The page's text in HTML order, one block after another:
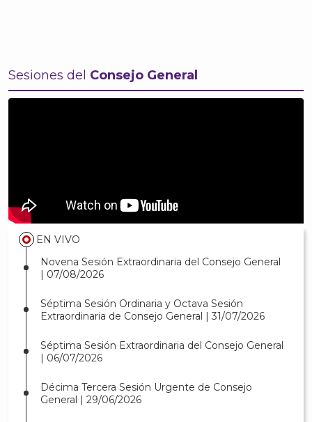
Sesiones del Consejo General
EN VIVO
Novena Sesión Extraordinaria del Consejo General
| 07/08/2026
Séptima Sesión Ordinaria y Octava Sesión
Extraordinaria de Consejo General | 31/07/2026
Séptima Sesión Extraordinaria del Consejo General
| 06/07/2026
Décima Tercera Sesión Urgente de Consejo
General | 29/06/2026